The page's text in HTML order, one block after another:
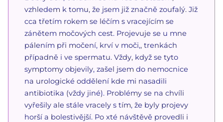
vzhledem k tomu, že jsem již značně zoufalý. Již
cca třetím rokem se léčím s vracejícím se
zánětem močových cest. Projevuje se u mne
pálením při močení, krví v moči,, trenkách
případně i ve spermatu. Vždy, když se tyto
symptomy objevily, zašel jsem do nemocnice
na urologické oddělení kde mi nasadili
antibiotika (vždy jiné). Problémy se na chvíli
vyřešily ale stále vracely s tím, že byly projevy
horší a bolestivější. Po xté návštěvě provedli i